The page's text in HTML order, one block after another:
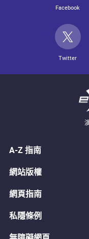
Facebook
Twitter
A-Z 指南
網站版權
網頁指南
私隱條例